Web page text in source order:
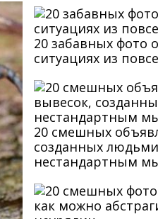
20 забавных фото
ситуациях из
20 смешных
созданных
нестандартным